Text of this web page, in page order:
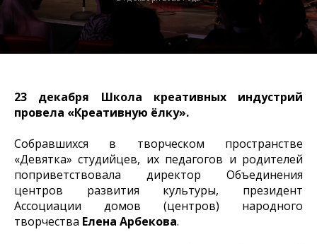
23 декабря Школа креативных индустрий
провела «Креативную ёлку».
Собравшихся в творческом пространстве
«Девятка» студийцев, их педагогов и родителей
поприветствовала директор Объединения
центров развития культуры, президент
Ассоциации домов (центров) народного
творчества Елена Арбекова.